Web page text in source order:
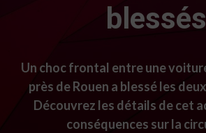
blessés
Un choc frontal entre une
près de Rouen a blessé les
Découvrez les détails de cet
conséquences sur la